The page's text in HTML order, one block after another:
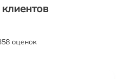
оценок